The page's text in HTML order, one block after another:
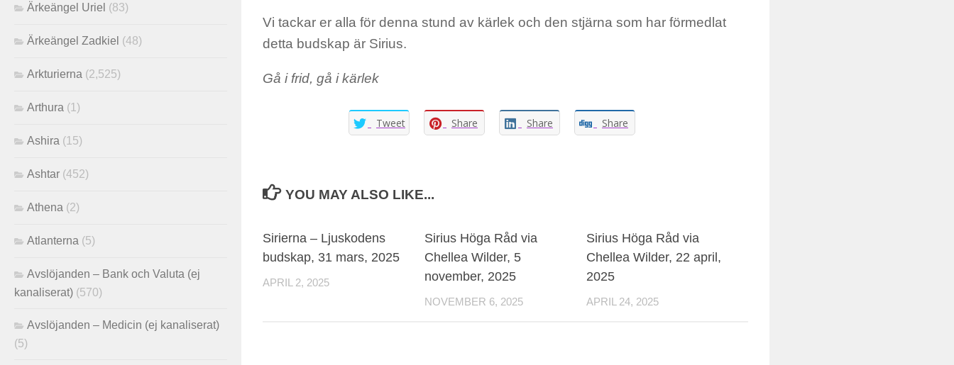
Vi tackar er alla för denna stund av kärlek och den stjärna som har förmedlat
detta budskap är Sirius.
Gå i frid, gå i kärlek
Tweet Share Share Share
YOU MAY ALSO LIKE...
Sirierna – Ljuskodens
budskap, 31 mars, 2025
APRIL 2, 2025
Sirius Höga Råd via
Chellea Wilder, 5
november, 2025
NOVEMBER 6, 2025
Sirius Höga Råd via
Chellea Wilder, 22 april,
2025
APRIL 24, 2025
Ärkeängel Uriel (83)
Ärkeängel Zadkiel (48)
Arkturierna (2,525)
Arthura (1)
Ashira (15)
Ashtar (452)
Athena (2)
Atlanterna (5)
Avslöjanden – Bank och Valuta (ej
kanaliserat) (570)
Avslöjanden – Medicin (ej kanaliserat)
(5)